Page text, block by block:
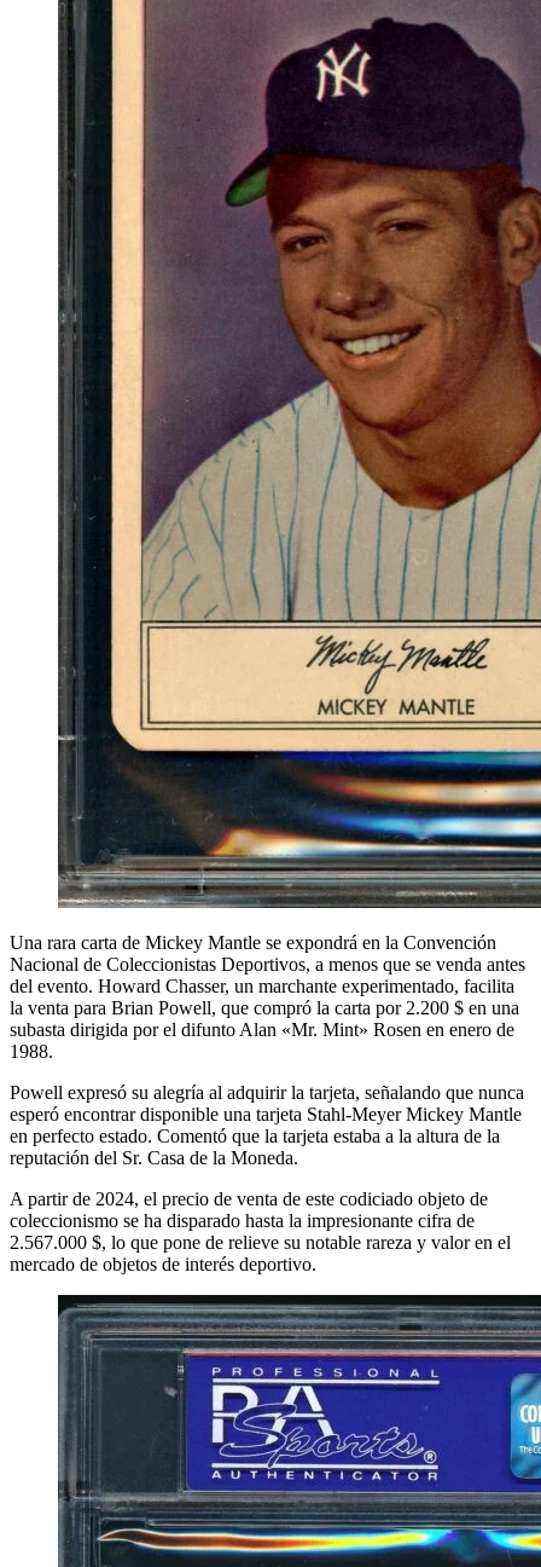
Una rara carta de Mickey Mantle se expondrá en la Convención
Nacional de Coleccionistas Deportivos, a menos que se venda antes
del evento. Howard Chasser, un marchante experimentado, facilita
la venta para Brian Powell, que compró la carta por 2.200 $ en una
subasta dirigida por el difunto Alan «Mr. Mint» Rosen en enero de
1988.
Powell expresó su alegría al adquirir la tarjeta, señalando que nunca
esperó encontrar disponible una tarjeta Stahl-Meyer Mickey Mantle
en perfecto estado. Comentó que la tarjeta estaba a la altura de la
reputación del Sr. Casa de la Moneda.
A partir de 2024, el precio de venta de este codiciado objeto de
coleccionismo se ha disparado hasta la impresionante cifra de
2.567.000 $, lo que pone de relieve su notable rareza y valor en el
mercado de objetos de interés deportivo.